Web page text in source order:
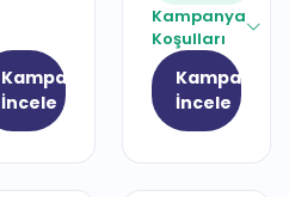
Kampanyayı
İncele
Kampanya
Koşulları
İncele